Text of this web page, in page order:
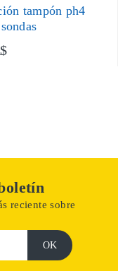
tampón ph4
reciente sobre